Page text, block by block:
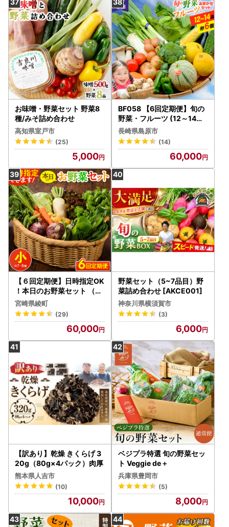
お味噌・野菜セット 野菜8
種/みそ詰め合わせ
高知県室戸市
(25)
5,000
BF058 【6回定期便】旬の
野菜・フルーツ (12～14品
目)・卵 (6個) おまかせ セッ
ト
長崎県島原市
(14)
60,000
【６回定期便】日時指定OK
！本日のお野菜セット （小
サイズ/約8～10種） / 野菜
有機栽培 産地直送 新鮮 旬
詰め合わせ きのこ類 やさい
送料無料 【オーガニックの
まち 宮崎県綾町】_A0053
-003
宮崎県綾町
(29)
60,000
野菜セット（5~7品目）野
菜詰め合わせ [AKCE001]
神奈川県横須賀市
(3)
6,000
【訳あり】乾燥 きくらげ 3
20g（80g×4パック）肉厚
熊本県人吉市
(10)
10,000
ベジプラ特選 旬の野菜セッ
ト Veggie de＋
兵庫県豊岡市
(5)
8,000